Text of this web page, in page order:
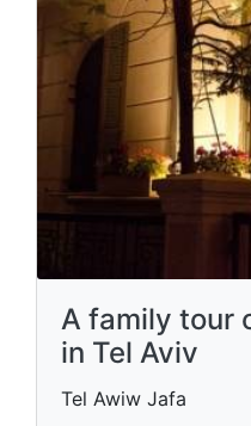
A family tour
in Tel Aviv
Tel Awiw Jafa